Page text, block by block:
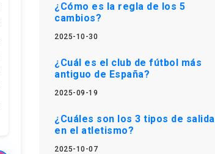
¿Cómo es la regla de los 5
cambios?
2025-10-30
¿Cuál es el club de fútbol más
antiguo de España?
2025-09-19
¿Cuáles son los 3 tipos de salida
en el atletismo?
2025-10-07